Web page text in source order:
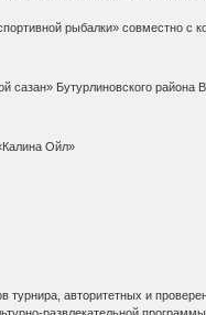
рыбалки» совместно с
сазан» Бутурлиновского района
Ойл»
турнира, авторитетных и
развлекательной программы